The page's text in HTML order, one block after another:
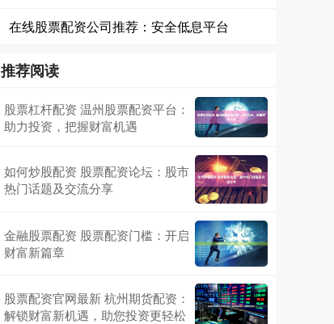
在线股票配资公司推荐：安全低息平台
推荐阅读
股票杠杆配资 温州股票配资平台：
助力投资，把握财富机遇
如何炒股配资 股票配资论坛：股市
热门话题及交流分享
金融股票配资 股票配资门槛：开启
财富新篇章
股票配资官网最新 杭州期货配资：
解锁财富新机遇，助您投资更轻松